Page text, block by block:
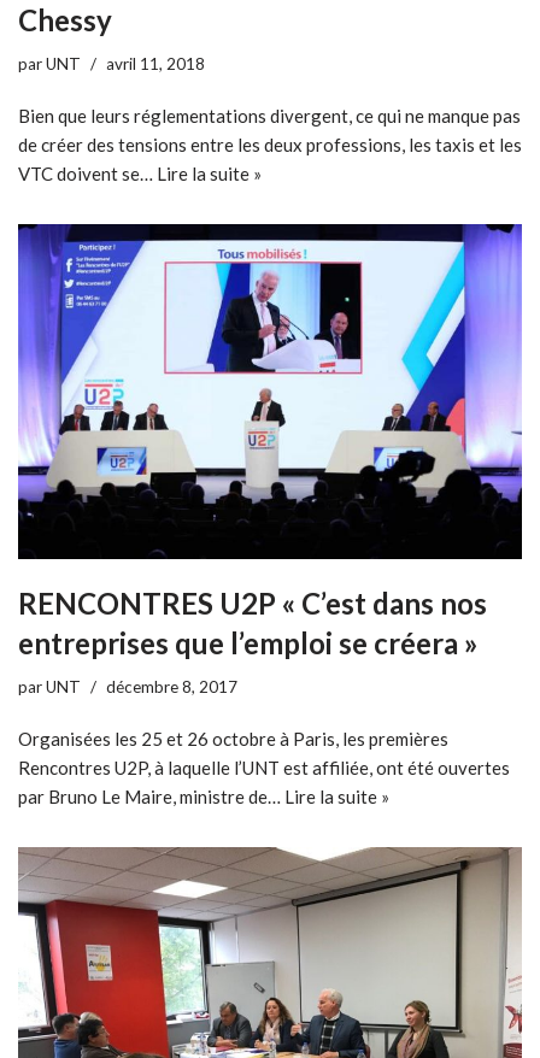
Chessy
parUNT avril 11, 2018
Bien que leurs réglementations divergent, ce qui ne manque pas
de créer des tensions entre les deux professions, les taxis et les
VTC doivent se… Lire la suite »
RENCONTRES U2P « C’est dans nos
entreprises que l’emploi se créera »
parUNT décembre 8, 2017
Organisées les 25 et 26 octobre à Paris, les premières
Rencontres U2P, à laquelle l’UNT est affiliée, ont été ouvertes
par Bruno Le Maire, ministre de… Lire la suite »